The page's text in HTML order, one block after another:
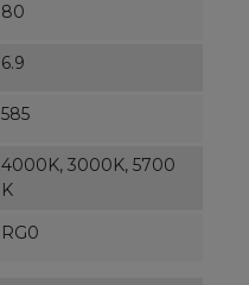
80
6.9
585
4000K, 3000K, 5700
K
RG0